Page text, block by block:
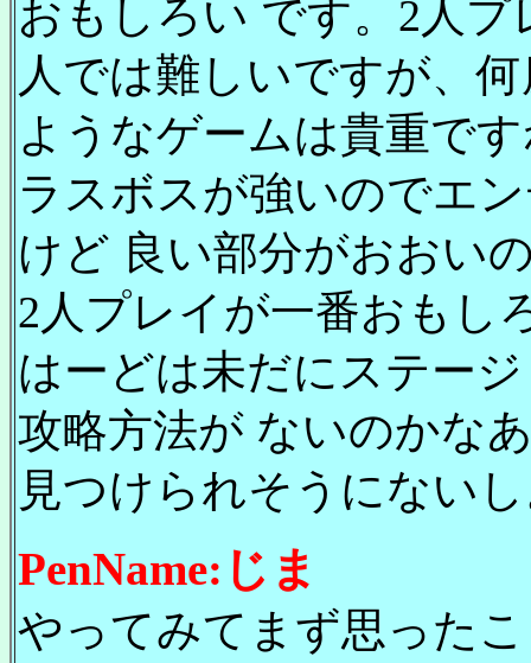
おもしろい です。2人
人では難しいですが、
ようなゲームは貴重で
ラスボスが強いのでエ
けど 良い部分がおおい
2人プレイが一番おもし
はーどは未だにステー
攻略方法が ないのかな
見つけられそうにない
PenName:じま
やってみてまず思った